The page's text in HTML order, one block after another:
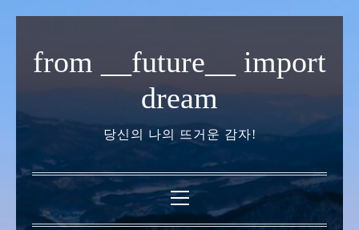
기
from __future__ import
dream
당신의 나의 뜨거운 감자!
기
본
메